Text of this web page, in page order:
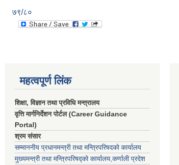
७९/८०
महत्वपूर्ण लिंक
शिक्षा, विज्ञान तथा प्रविधि मन्त्रालय
वृत्ति मार्गनिर्देशन पोर्टल (Career Guidance
Portal)
श्रम संसार
सम्माननीय प्रधानमन्त्री तथा मन्त्रिपरिषद‌को कार्यालय
मुख्यमन्त्री तथा मन्त्रिपरिषद्को कार्यालय,कर्णाली प्रदेश